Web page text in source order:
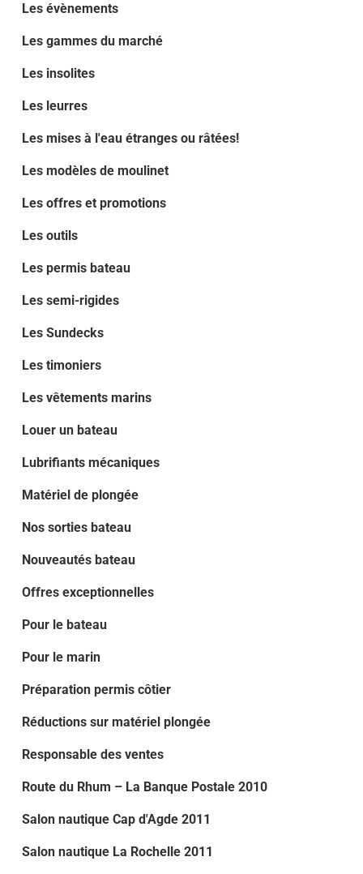
Les évènements
Les gammes du marché
Les insolites
Les leurres
Les mises à l'eau étranges ou râtées!
Les modèles de moulinet
Les offres et promotions
Les outils
Les permis bateau
Les semi-rigides
Les Sundecks
Les timoniers
Les vêtements marins
Louer un bateau
Lubrifiants mécaniques
Matériel de plongée
Nos sorties bateau
Nouveautés bateau
Offres exceptionnelles
Pour le bateau
Pour le marin
Préparation permis côtier
Réductions sur matériel plongée
Responsable des ventes
Route du Rhum – La Banque Postale 2010
Salon nautique Cap d'Agde 2011
Salon nautique La Rochelle 2011